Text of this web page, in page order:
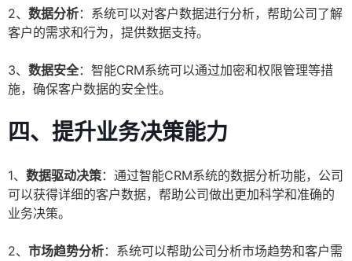
2、 数据分析：系统可以对客户数据进行分析，帮助公司了解
客户的需求和行为，提供数据支持。
3、 数据安全：智能CRM系统可以通过加密和权限管理等措
施，确保客户数据的安全性。
四、提升业务决策能力
1、 数据驱动决策：通过智能CRM系统的数据分析功能，公司
可以获得详细的客户数据，帮助公司做出更加科学和准确的
业务决策。
2、 市场趋势分析：系统可以帮助公司分析市场趋势和客户需